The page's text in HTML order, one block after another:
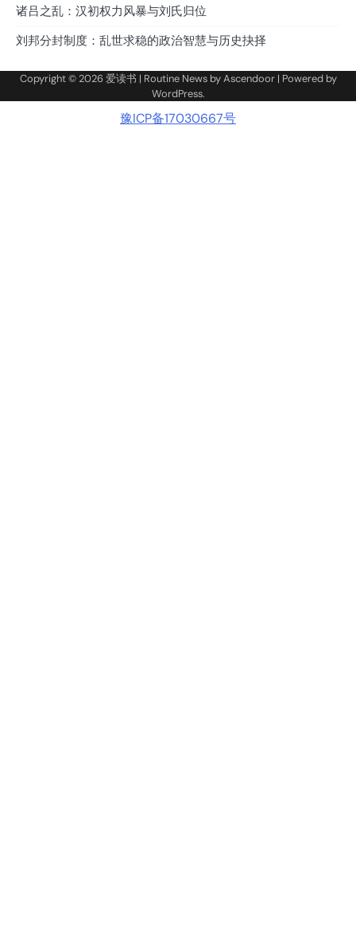
诸吕之乱：汉初权力风暴与刘氏归位
刘邦分封制度：乱世求稳的政治智慧与历史抉择
Copyright © 2026爱读书 | Routine News byAscendoor| Powered by
WordPress.
豫ICP备17030667号